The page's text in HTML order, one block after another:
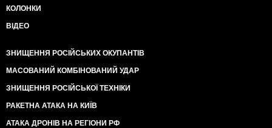
КОЛОНКИ
ВІДЕО
ЗНИЩЕННЯ РОСІЙСЬКИХ ОКУПАНТІВ
МАСОВАНИЙ КОМБІНОВАНИЙ УДАР
ЗНИЩЕННЯ РОСІЙСЬКОЇ ТЕХНІКИ
РАКЕТНА АТАКА НА КИЇВ
АТАКА ДРОНІВ НА РЕГІОНИ РФ